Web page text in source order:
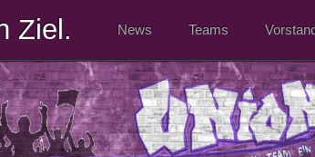
Ziel. News Teams